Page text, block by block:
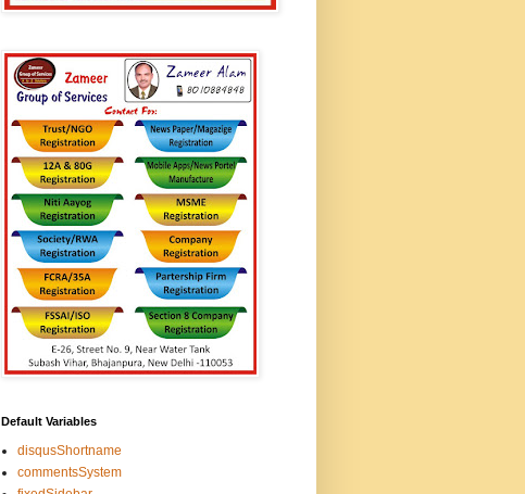
Default Variables
disqusShortname
commentsSystem